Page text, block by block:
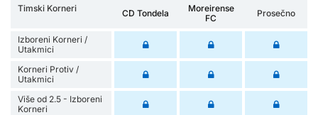
Timski Korneri CD Tondela
Moreirense
FC
Prosečno
Izboreni Korneri /
Utakmici
Korneri Protiv /
Utakmici
Više od 2.5 - Izboreni
Korneri